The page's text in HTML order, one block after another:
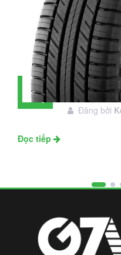
28
Tháng
Đánh giá
Đáng đầu
Đăng bởi
Đọc tiếp